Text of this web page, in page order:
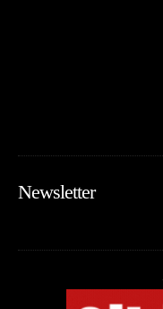
Newsletter